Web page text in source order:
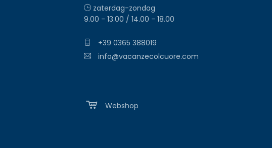
zaterdag-zondag
9.00 - 13.00 / 14.00 - 18.00
+39 0365 388019
info@vacanzecolcuore.com
Webshop